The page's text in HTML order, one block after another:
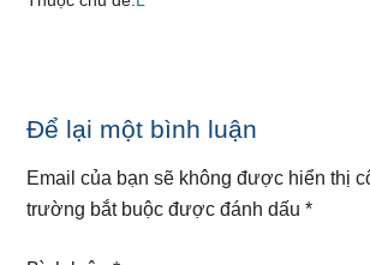
Reader
Interactions
Để lại một bình luận
Email của bạn sẽ không được hiển thị
trường bắt buộc được đánh dấu*